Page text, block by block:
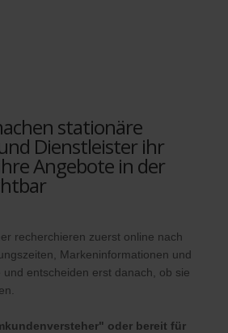
stationäre
Dienstleister ihr
Angebote in der
recherchieren zuerst online nach
Markeninformationen und
entscheiden erst danach, ob sie
oder bereit für